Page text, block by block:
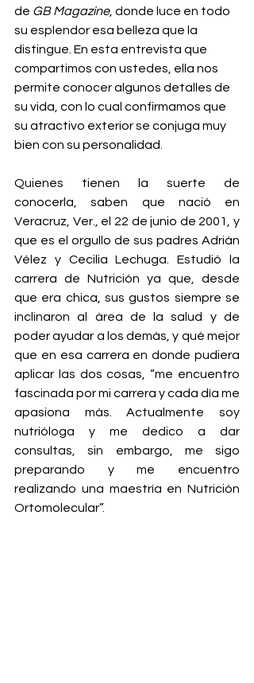
de GB Magazine, donde luce en todo
su esplendor esa belleza que la
distingue. En esta entrevista que
compartimos con ustedes, ella nos
permite conocer algunos detalles de
su vida, con lo cual confirmamos que
su atractivo exterior se conjuga muy
bien con su personalidad.
Quienes tienen la suerte de
conocerla, saben que nació en
Veracruz, Ver., el 22 de junio de 2001, y
que es el orgullo de sus padres Adrián
Vélez y Cecilia Lechuga. Estudió la
carrera de Nutrición ya que, desde
que era chica, sus gustos siempre se
inclinaron al área de la salud y de
poder ayudar a los demás, y qué mejor
que en esa carrera en donde pudiera
aplicar las dos cosas, “me encuentro
fascinada por mi carrera y cada día me
apasiona más. Actualmente soy
nutrióloga y me dedico a dar
consultas, sin embargo, me sigo
preparando y me encuentro
realizando una maestría en Nutrición
Ortomolecular”.